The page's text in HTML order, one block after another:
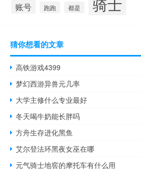
账号 跑跑 都是
猜你想看的文章
高铁游戏4399
梦幻西游异兽元几率
大学主修什么专业最好
冬天喝牛奶能长胖吗
方舟生存进化黑鱼
艾尔登法环黑夜女巫在哪
元气骑士地窖的摩托车有什么用